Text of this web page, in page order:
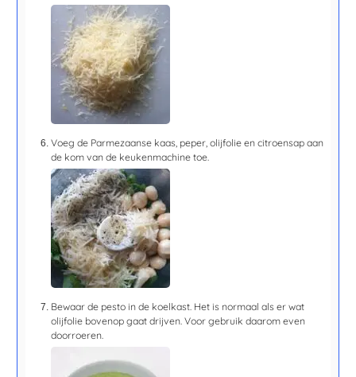
Voeg de Parmezaanse kaas, peper, olijfolie en citroensap aan
de kom van de keukenmachine toe.
Bewaar de pesto in de koelkast. Het is normaal als er wat
olijfolie bovenop gaat drijven. Voor gebruik daarom even
doorroeren.